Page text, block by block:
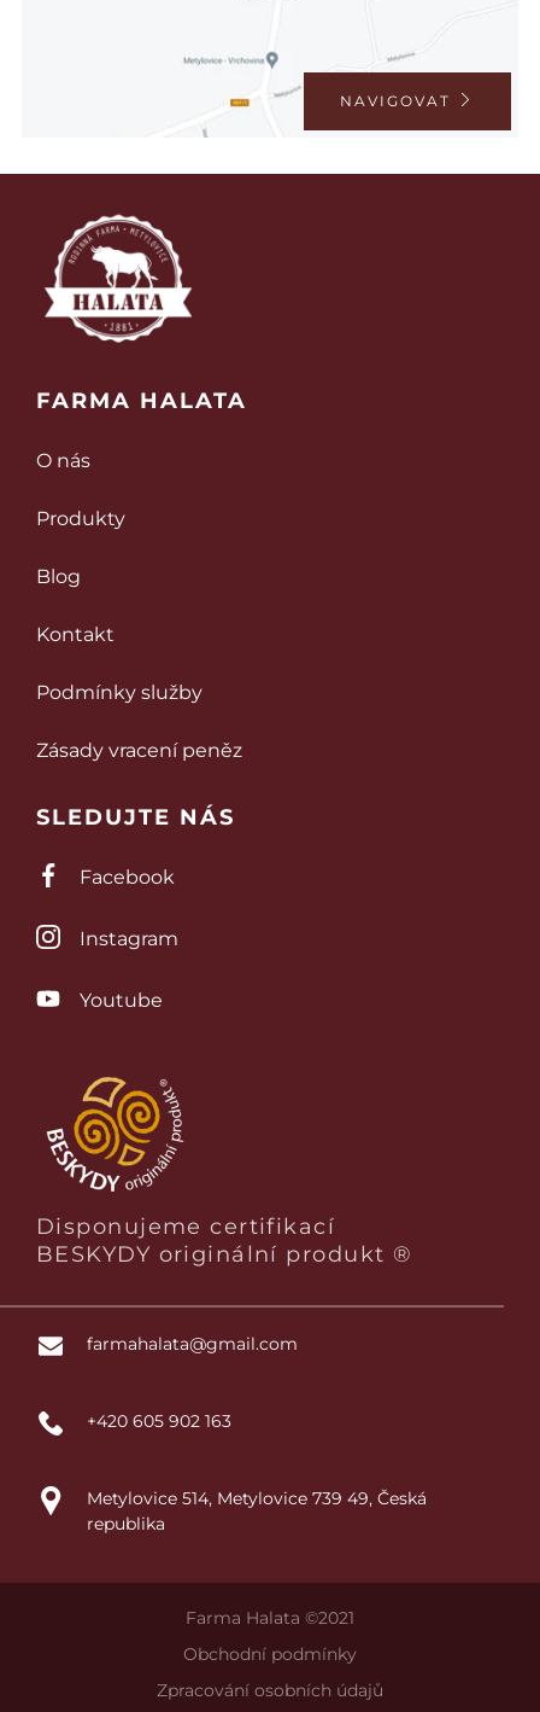
NAVIGOVAT
FARMA HALATA
O nás
Produkty
Blog
Kontakt
Podmínky služby
Zásady vracení peněz
SLEDUJTE NÁS
Facebook
Instagram
Youtube
Disponujeme certifikací
BESKYDY originální produkt ®
farmahalata@gmail.com
+420 605 902 163
Metylovice 514, Metylovice 739 49, Česká
republika
Farma Halata ©2021
Obchodní podmínky
Zpracování osobních údajů